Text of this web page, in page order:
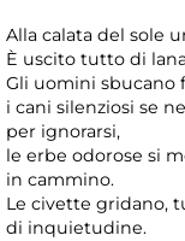
Alla calata del sole
È uscito tutto di
Gli uomini sbucano
i cani silenziosi se
per ignorarsi,
le erbe odorose si
in cammino.
Le civette gridano,
di inquietudine.